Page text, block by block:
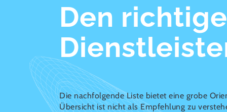
Den
Die nachfolgende Liste bietet eine grobe
Übersicht ist nicht als Empfehlung zu